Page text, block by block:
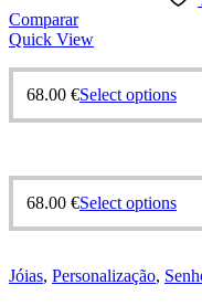
Comparar
Quick View
68.00 €Select options
68.00 €Select options
Jóias, Personalização,